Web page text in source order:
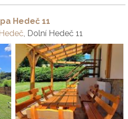
Hedeč 11
, Dolní Hedeč 11